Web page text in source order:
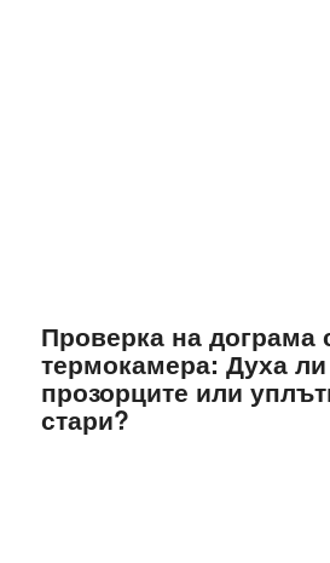
Проверка на дограма
термокамера: Духа ли
прозорците или
стари?